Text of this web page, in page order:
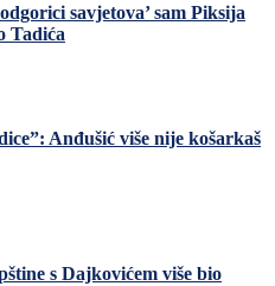
savjetova’ sam Piksija
Tadića
Anđušić više nije košarkaš
s Dajkovićem više bio